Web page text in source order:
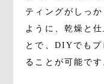
ティングがしっ
ように、乾燥と
とで、DIYでもプ
ることが可能です